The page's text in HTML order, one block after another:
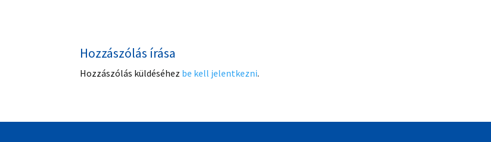
Hozzászólás írása
Hozzászólás küldéséhez be kell jelentkezni.